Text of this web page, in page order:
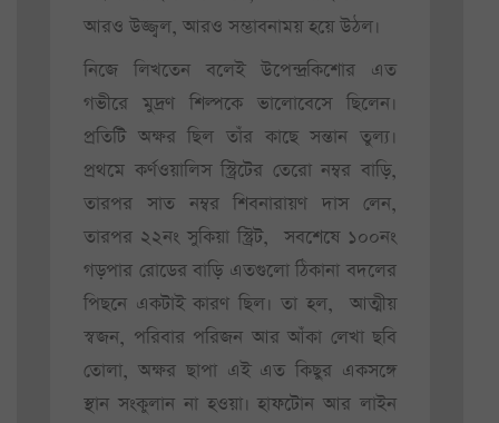
আরও উজ্জ্বল, আরও সম্ভাবনাময় হয়ে উঠল।
নিজে লিখতেন বলেই উপেন্দ্রকিশোর এত
গভীরে মুদ্রণ শিল্পকে ভালোবেসে ছিলেন।
প্রতিটি অক্ষর ছিল তাঁর কাছে সন্তান তুল্য।
প্রথমে কর্ণওয়ালিস স্ট্রিটের তেরো নম্বর বাড়ি,
তারপর সাত নম্বর শিবনারায়ণ দাস লেন,
তারপর ২২নং সুকিয়া স্ট্রিট, সবশেষে ১০০নং
গড়পার রোডের বাড়ি এতগুলো ঠিকানা বদলের
পিছনে একটাই কারণ ছিল। তা হল, আত্মীয়
স্বজন, পরিবার পরিজন আর আঁকা লেখা ছবি
তোলা, অক্ষর ছাপা এই এত কিছুর একসঙ্গে
স্থান সংকুলান না হওয়া। হাফটোন আর লাইন